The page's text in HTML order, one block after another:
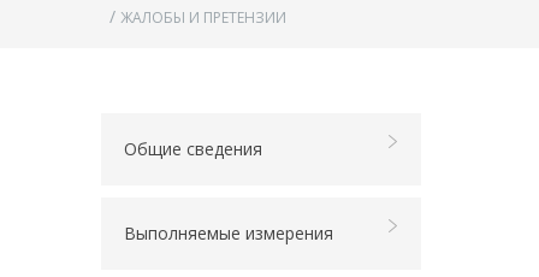
/ ЖАЛОБЫ И ПРЕТЕНЗИИ
Общие сведения
Выполняемые измерения